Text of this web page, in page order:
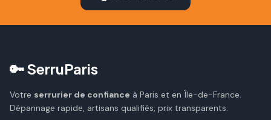
🔑 SerruParis
Votre serrurier de confiance à Paris et en Île-de-France.
Dépannage rapide, artisans qualifiés, prix transparents.